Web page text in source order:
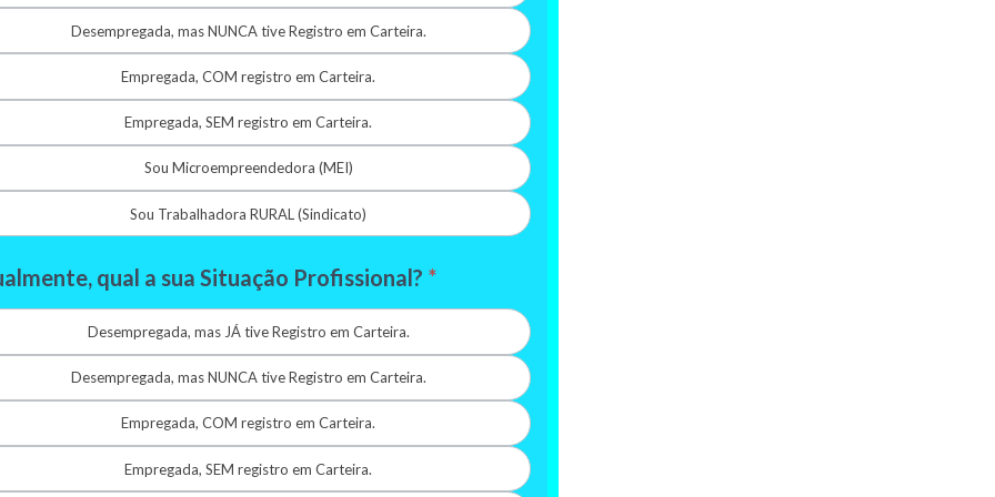
Desempregada, mas NUNCA tive Registro em Carteira.
Empregada, COM registro em Carteira.
Empregada, SEM registro em Carteira.
Sou Microempreendedora (MEI)
Sou Trabalhadora RURAL (Sindicato)
qual a sua Situação Profissional? *
Desempregada, mas JÁ tive Registro em Carteira.
Desempregada, mas NUNCA tive Registro em Carteira.
Empregada, COM registro em Carteira.
Empregada, SEM registro em Carteira.